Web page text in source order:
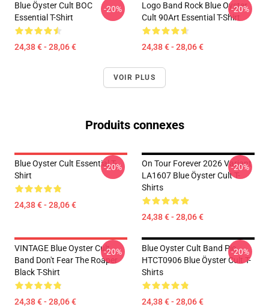
Blue Öyster Cult BOC
Essential T-Shirt
24,38 € - 28,06 €
-20%
Logo Band Rock Blue Oyster
Cult 90Art Essential T-Shirt
24,38 € - 28,06 €
-20%
VOIR PLUS
Produits connexes
Blue Oyster Cult Essential T-
Shirt
24,38 € - 28,06 €
-20%
On Tour Forever 2026 Variant
LA1607 Blue Öyster Cult T-
Shirts
24,38 € - 28,06 €
-20%
VINTAGE Blue Oyster Cult
Band Don't Fear The Roaper
Black T-Shirt
24,38 € - 28,06 €
-20%
Blue Oyster Cult Band Pic
HTCT0906 Blue Öyster Cult T-
Shirts
24,38 € - 28,06 €
-20%